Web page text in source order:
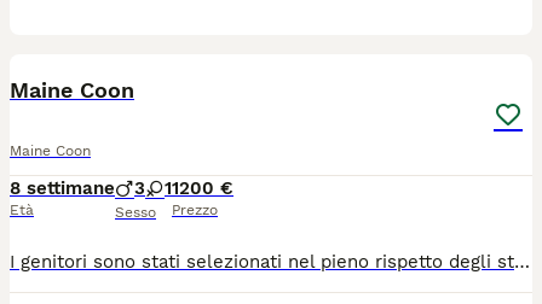
Maine Coon
Maine Coon
8 settimane
Età
3 1
Sesso
1200 €
Prezzo
I genitori sono stati selezionati nel pieno rispetto degli standard di razza. Godono di ottima salute e sono testati per: FIV/FELV Ecocardiogramma regolare (esenti da HCM) Esenti da tutte le principali patologie genetiche della razza Cosa include l'affido: Il cucciolo lascerà l'allevamento provvisto di tutta la documentazione ufficiale e medica necessaria: Pedigree ufficiale (certificato genealogico) Microchip già inserito e registrazione all'anagrafe felina Ciclo vaccinale completo adeguato all'età Trattamenti sverminanti completati Assistenza post-affido continua per supportarvi in ogni fase della crescita Scegliere il nostro allevamento significa affidarsi a professionisti che mettono al primo posto il benessere animale, l'etica e la corretta selezione morfologica e caratteriale della razza.